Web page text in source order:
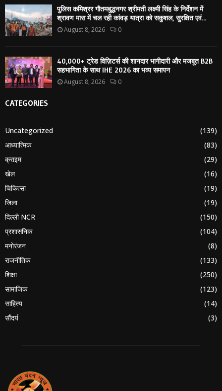
पुलिस कमिश्रर गौतमबुद्धनगर श्रीमती लक्ष्मी सिंह के निर्देशन में
श्रावण मास में चल रही कांवड़ यात्रा को सकुशल, सुरक्षित एवं...
August 8, 2026 0
40,000+ ट्रेड विज़िटर्स की शानदार भागीदारी और मजबूत B2B
सहभागिता के साथ IHE 2026 का भव्य समापन
August 8, 2026 0
CATEGORIES
Uncategorized
(139)
आध्यात्मिक
(83)
क्राइम
(29)
खेल
(16)
चिकित्सा
(19)
जिला
(19)
दिल्ली NCR
(150)
प्रशासनिक
(104)
मनोरंजन
(8)
राजनीतिक
(133)
शिक्षा
(250)
सामाजिक
(123)
साहित्य
(14)
सौंदर्य
(3)